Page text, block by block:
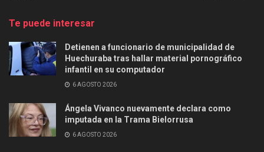
Te puede interesar
Detienen a funcionario de municipalidad de
Huechuraba tras hallar material pornográfico
infantil en su computador
6 AGOSTO 2026
Ángela Vivanco nuevamente declara como
imputada en la Trama Bielorrusa
6 AGOSTO 2026